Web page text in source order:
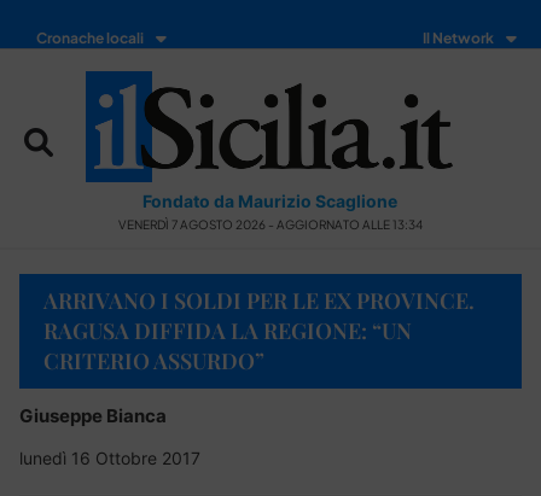
Cronache locali Il Network
Fondato da Maurizio Scaglione
VENERDÌ 7 AGOSTO 2026 - AGGIORNATO ALLE 13:34
ARRIVANO I SOLDI PER LE EX PROVINCE.
RAGUSA DIFFIDA LA REGIONE: “UN
CRITERIO ASSURDO”
Giuseppe Bianca
lunedì 16 Ottobre 2017